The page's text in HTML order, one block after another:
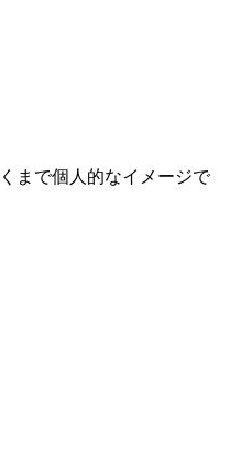
まで個人的なイメージで